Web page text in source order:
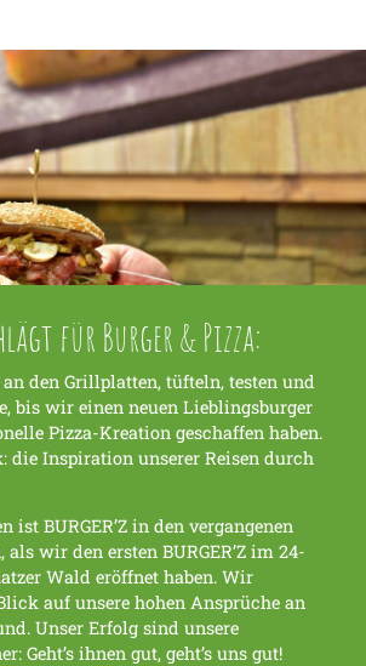
für Burger & Pizza:
den Grillplatten, tüfteln, testen und
bis wir einen neuen Lieblingsburger
Pizza-Kreation geschaffen haben.
die Inspiration unserer Reisen durch
ist BURGER’Z in den vergangenen
wir den ersten BURGER’Z im 24-
Wald eröffnet haben. Wir
auf unsere hohen Ansprüche an
Unser Erfolg sind unsere
Geht’s ihnen gut, geht’s uns gut!